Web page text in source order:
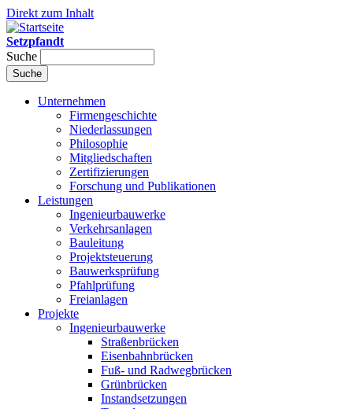
Direkt zum Inhalt
Setzpfandt
Suche
Unternehmen
Firmengeschichte
Niederlassungen
Philosophie
Mitgliedschaften
Zertifizierungen
Forschung und Publikationen
Leistungen
Ingenieurbauwerke
Verkehrsanlagen
Bauleitung
Projektsteuerung
Bauwerksprüfung
Pfahlprüfung
Freianlagen
Projekte
Ingenieurbauwerke
Straßenbrücken
Eisenbahnbrücken
Fuß- und Radwegbrücken
Grünbrücken
Instandsetzungen